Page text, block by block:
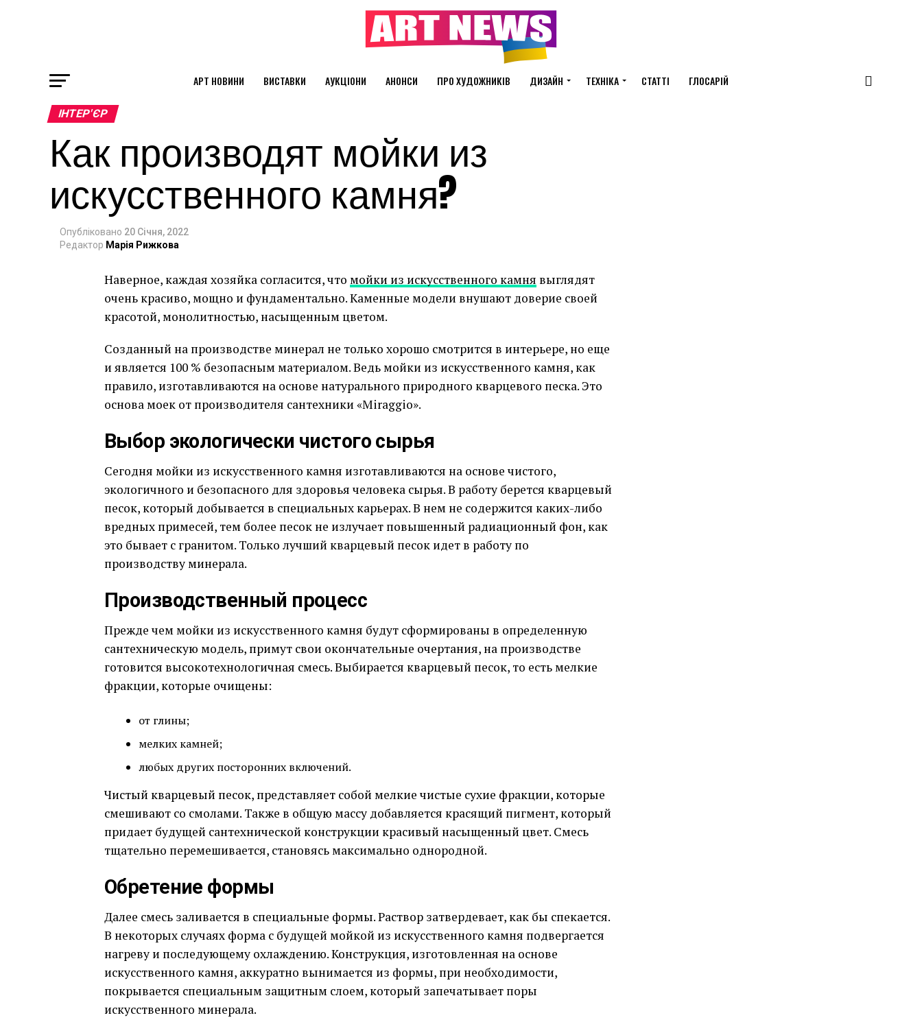
АРТ НОВИНИ ВИСТАВКИ АУКЦІОНИ АНОНСИ ПРО ХУДОЖНИКІВ ДИЗАЙН ТЕХНІКА СТАТТІ ГЛОСАРІЙ
ІНТЕР'ЄР
Как производят мойки из
искусственного камня?
Опубліковано 20 Січня, 2022
Редактор Марія Рижкова
Наверное, каждая хозяйка согласится, что мойки из искусственного камня выглядят
очень красиво, мощно и фундаментально. Каменные модели внушают доверие своей
красотой, монолитностью, насыщенным цветом.
Созданный на производстве минерал не только хорошо смотрится в интерьере, но еще
и является 100 % безопасным материалом. Ведь мойки из искусственного камня, как
правило, изготавливаются на основе натурального природного кварцевого песка. Это
основа моек от производителя сантехники «Miraggio».
Выбор экологически чистого сырья
Сегодня мойки из искусственного камня изготавливаются на основе чистого,
экологичного и безопасного для здоровья человека сырья. В работу берется кварцевый
песок, который добывается в специальных карьерах. В нем не содержится каких-либо
вредных примесей, тем более песок не излучает повышенный радиационный фон, как
это бывает с гранитом. Только лучший кварцевый песок идет в работу по
производству минерала.
Производственный процесс
Прежде чем мойки из искусственного камня будут сформированы в определенную
сантехническую модель, примут свои окончательные очертания, на производстве
готовится высокотехнологичная смесь. Выбирается кварцевый песок, то есть мелкие
фракции, которые очищены:
от глины;
мелких камней;
любых других посторонних включений.
Чистый кварцевый песок, представляет собой мелкие чистые сухие фракции, которые
смешивают со смолами. Также в общую массу добавляется красящий пигмент, который
придает будущей сантехнической конструкции красивый насыщенный цвет. Смесь
тщательно перемешивается, становясь максимально однородной.
Обретение формы
Далее смесь заливается в специальные формы. Раствор затвердевает, как бы спекается.
В некоторых случаях форма с будущей мойкой из искусственного камня подвергается
нагреву и последующему охлаждению. Конструкция, изготовленная на основе
искусственного камня, аккуратно вынимается из формы, при необходимости,
покрывается специальным защитным слоем, который запечатывает поры
искусственного минерала.